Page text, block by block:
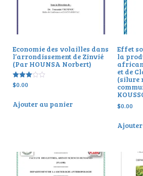
Economie des volailles dans
l’arrondissement de Zinvié
(Par HOUNSA Norbert)
Note
3.00
$0.00
Ajouter au panier
Effet
la
et de
(silure
$0.00